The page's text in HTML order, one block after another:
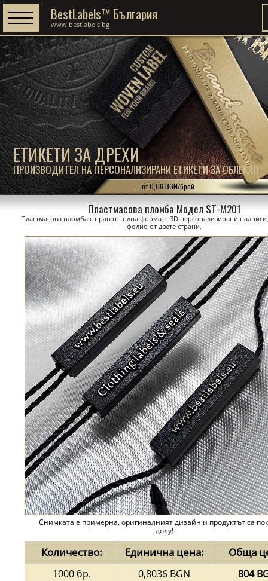
ЕТИКЕТИ ЗА ДРЕХИ
ПРОИЗВОДИТЕЛ НА ПЕРСОНАЛИЗИРАНИ ЕТИКЕТИ ЗА ОБЛЕКЛО
BestLabels™ България
www.bestlabels.bg
... от 0,06 BGN/брой
Пластмасова пломба Модел ST-M201
Пластмасова пломба с правоъгълна форма, с 3D персонализирани
фолио от двете страни.
Снимката е примерна, оригиналният дизайн и продуктът са
долу!
Количество: Единична цена: Обща
1000 бр. 0,8036 BGN
804